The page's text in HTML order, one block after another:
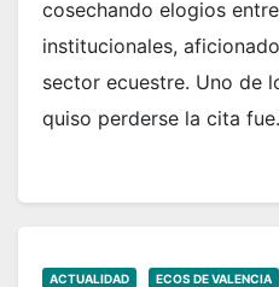
cosechando elogios
institucionales,
sector ecuestre. Uno de
quiso perderse la cita
ACTUALIDAD ECOS DE VALENCIA